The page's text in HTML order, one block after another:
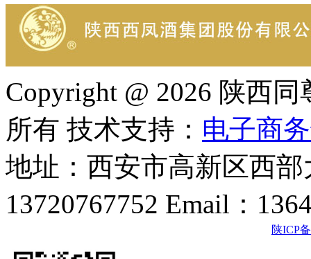
Copyright @ 2026 陕西
所有 技术支持： 电子商
地址：西安市高新区西
13720767752 Email：
陕ICP